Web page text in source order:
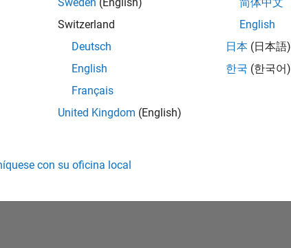
Crear cuenta
Switzerland
Deutsch
English
Français
United Kingdom (English)
English
日本 (日本語)
한국 (한국어)
con su oficina local